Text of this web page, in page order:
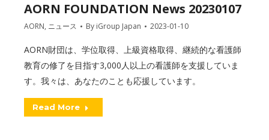
AORN FOUNDATION News 20230107
AORN, ニュース By iGroup Japan 2023-01-10
AORN財団は、学位取得、上級資格取得、継続的な看護師
教育の修了を目指す3,000人以上の看護師を支援していま
す。我々は、あなたのことも応援しています。
Read More